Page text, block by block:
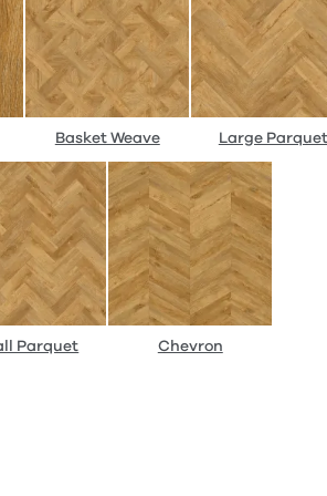
Basket Weave Large Parquet
Parquet Chevron